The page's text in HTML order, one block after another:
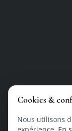
Cookies &
Nous utilisons